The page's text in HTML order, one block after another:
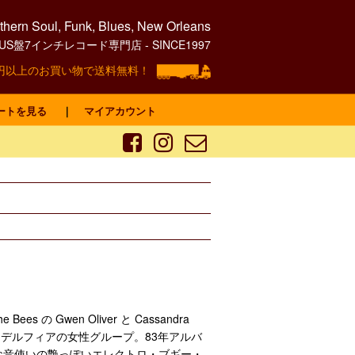
Soul, Funk, Blues, New Orleans
盤7インチレコード専門店 - SINCE1997
以上のお買い物で送料無料！
トを見る ｜ マイアカウント
Bees の Gwen Oliver と Cassandra
ルフィアの女性グループ。83年アルバ